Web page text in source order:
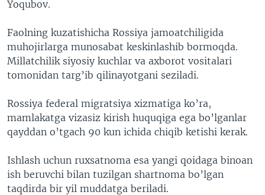
Yoqubov.
Faolning kuzatishicha Rossiya jamoatchiligida
muhojirlarga munosabat keskinlashib bormoqda.
Millatchilik siyosiy kuchlar va axborot vositalari
tomonidan targ’ib qilinayotgani seziladi.
Rossiya federal migratsiya xizmatiga ko’ra,
mamlakatga vizasiz kirish huquqiga ega bo’lganlar
qayddan o’tgach 90 kun ichida chiqib ketishi kerak.
Ishlash uchun ruxsatnoma esa yangi qoidaga binoan
ish beruvchi bilan tuzilgan shartnoma bo’lgan
taqdirda bir yil muddatga beriladi.